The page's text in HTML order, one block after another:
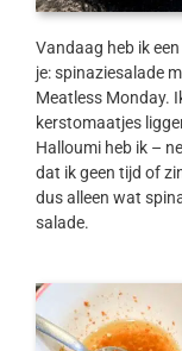
Vandaag heb ik
je: spinaziesalade
Meatless Monday.
kerstomaatjes
Halloumi heb ik –
dat ik geen tijd of
dus alleen wat
salade.